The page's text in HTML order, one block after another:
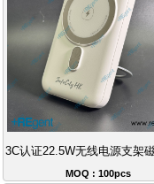
MOQ : 100pcs